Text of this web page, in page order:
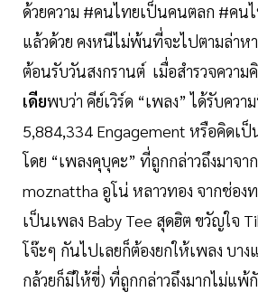
ด้วยความ #คนไทยเป็นคนตลก #คน
แล้วด้วย คงหนีไม่พ้นที่จะไปตามล่าห
ต้อนรับวันสงกรานต์ เมื่อสำรวจควา
เดียพบว่า คีย์เวิร์ด “เพลง” ได้รับควา
5,884,334 Engagement หรือคิดเป็
โดย “เพลงคุบุคะ” ที่ถูกกล่าวถึงมาจา
moznattha อูโน่ หลาวทอง จากช่อง
เป็นเพลง Baby Tee สุดฮิต ขวัญใจ
โจ๊ะๆ กันไปเลยก็ต้องยกให้เพลง บา
กล้วยก็มีให้ขี่) ที่ถูกกล่าวถึงมากไม่แพ้